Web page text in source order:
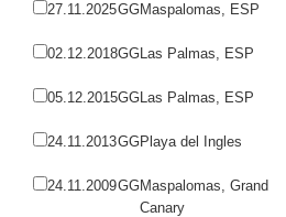
27.11.2025GGMaspalomas, ESP
02.12.2018GGLas Palmas, ESP
05.12.2015GGLas Palmas, ESP
24.11.2013GGPlaya del Ingles
24.11.2009GGMaspalomas, Grand
Canary